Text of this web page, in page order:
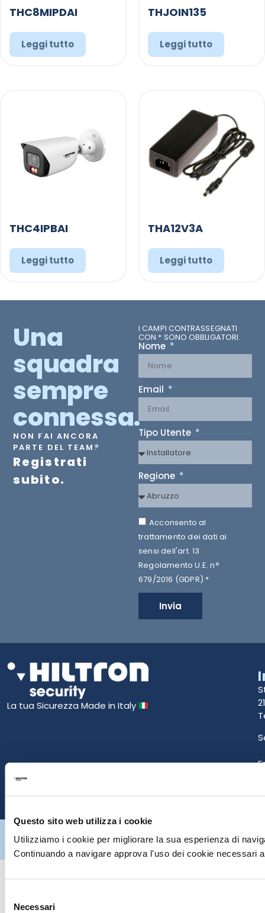
Questo sito web utilizza i cookie
Utilizziamo i cookie per migliorare la sua esperienza di
Continuando a navigare approva l'uso dei cookie necessari
delNecessari
THC8MIPDAI
Leggi tutto
THJOIN135
Leggi tutto
THC4IPBAI
Leggi tutto
THA12V3A
Leggi tutto
Una
squadra
sempre
connessa.
NON FAI ANCORA
PARTE DEL TEAM?
Registrati
subito.
I CAMPI CONTRASSEGNATI
CON * SONO OBBLIGATORI.
Nome
Email
Tipo Utente
Regione
Acconsento al
trattamento dei dati ai
sensi dell'art. 13
Regolamento U.E. n°
679/2016 (GDPR) *
Invia
La tua Sicurezza Made in Italy
IT07395971216| Design by avcommunication.it | Tutti i diritti sono